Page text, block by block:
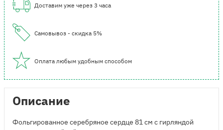
Доставим уже через 3 часа
Самовывоз - скидка 5%
Оплата любым удобным способом
Описание
Фольгированное серебряное сердце 81 см с гирляндой